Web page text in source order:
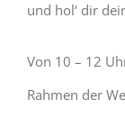
und hol‘ dir
Von 10 – 12
Rahmen der